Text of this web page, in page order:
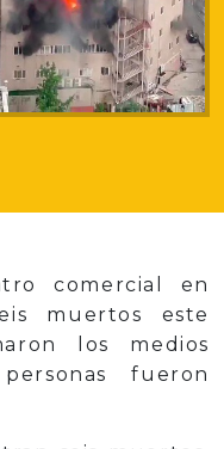
comercial en
muertos este
los medios
fueron